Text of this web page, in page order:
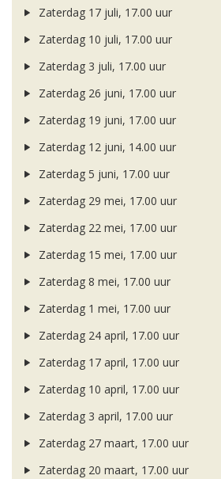
Zaterdag 17 juli, 17.00 uur
Zaterdag 10 juli, 17.00 uur
Zaterdag 3 juli, 17.00 uur
Zaterdag 26 juni, 17.00 uur
Zaterdag 19 juni, 17.00 uur
Zaterdag 12 juni, 14.00 uur
Zaterdag 5 juni, 17.00 uur
Zaterdag 29 mei, 17.00 uur
Zaterdag 22 mei, 17.00 uur
Zaterdag 15 mei, 17.00 uur
Zaterdag 8 mei, 17.00 uur
Zaterdag 1 mei, 17.00 uur
Zaterdag 24 april, 17.00 uur
Zaterdag 17 april, 17.00 uur
Zaterdag 10 april, 17.00 uur
Zaterdag 3 april, 17.00 uur
Zaterdag 27 maart, 17.00 uur
Zaterdag 20 maart, 17.00 uur